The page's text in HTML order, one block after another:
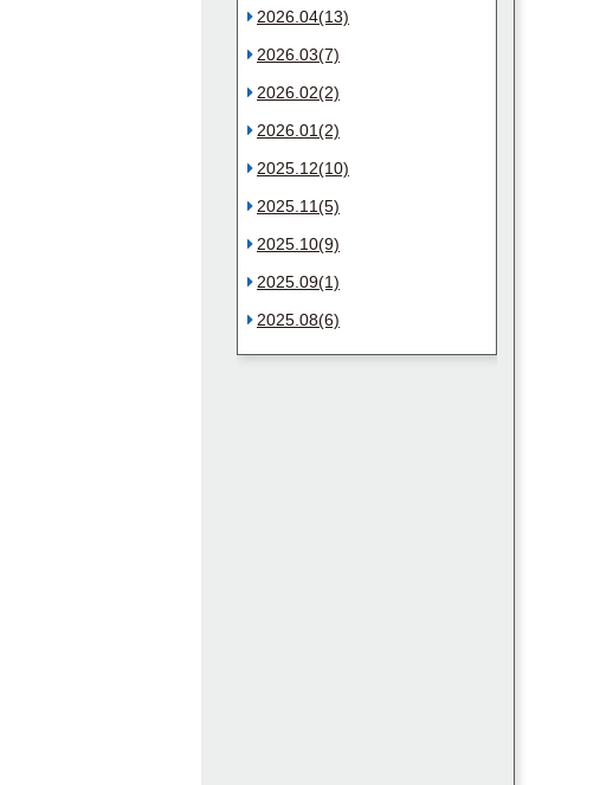
2026.04(13)
2026.03(7)
2026.02(2)
2026.01(2)
2025.12(10)
2025.11(5)
2025.10(9)
2025.09(1)
2025.08(6)